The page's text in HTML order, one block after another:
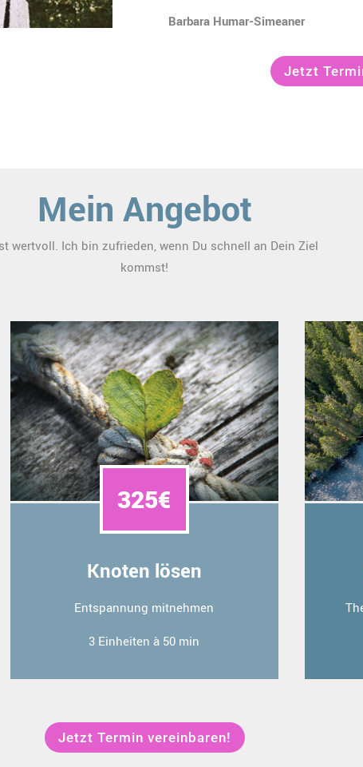
Barbara Humar-Simeaner
Jetzt
Mein Angebot
wertvoll. Ich bin zufrieden, wenn Du schnell an Dein Ziel
kommst!
325€
Knoten lösen
Entspannung mitnehmen
3 Einheiten à 50 min
Jetzt Termin vereinbaren!